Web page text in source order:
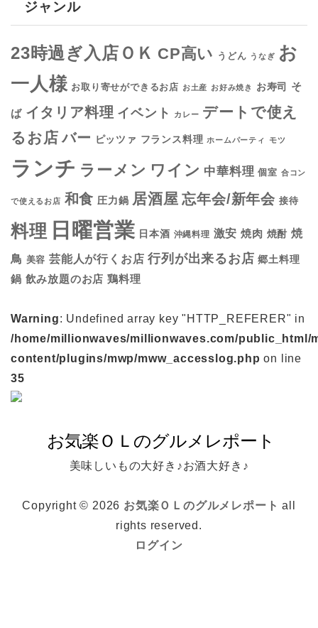
ジャンル
23時過ぎ入店ＯＫ CP高い うどん うなぎ お
一人様 お取り寄せができるお店 お土産 お好み焼き お寿司 そ
ば イタリア料理 イベント カレー デートで使え
るお店 バー ピッツァ フランス料理 ホームパーティ モツ
ランチ ラーメン ワイン 中華料理 個室 合コン
で使えるお店 和食 圧力鍋 居酒屋 忘年会/新年会 接待
料理 日曜営業 日本酒 沖縄料理 激安 焼肉 焼酎 焼
鳥 美容 芸能人が行くお店 行列が出来るお店 郷土料理
鍋 飲み放題のお店 鶏料理
Warning: Undefined array key "HTTP_REFERER" in
/home/millionwaves/millionwaves.com/public_html/
content/plugins/mwp/mww_accesslog.php on line
35
美味しいもの大好き♪お酒大好き♪
Copyright © 2026 お気楽ＯＬのグルメレポート all
rights reserved.
ログイン